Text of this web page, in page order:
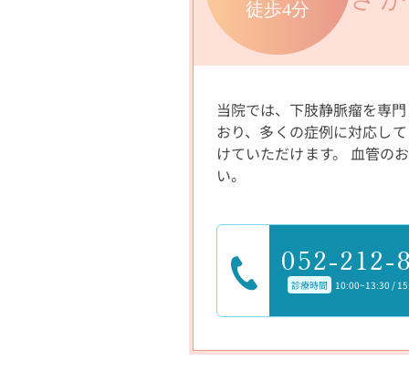
徒歩4分
当院では、下肢静脈瘤を専
おり、多くの症例に対応し
けていただけます。 血管の
い。
052-212-
診療時間 10:00~13:30 /